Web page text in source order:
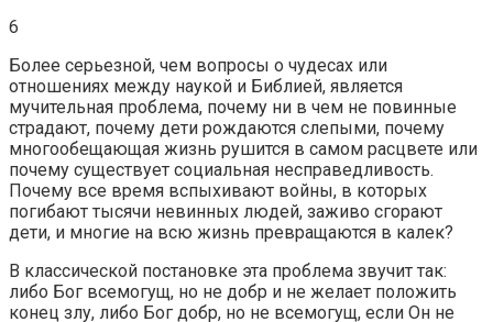
6
Более серьезной, чем вопросы о чудесах или
отношениях между наукой и Библией, является
мучительная проблема, почему ни в чем не повинные
страдают, почему дети рождаются слепыми, почему
многообещающая жизнь рушится в самом расцвете или
почему существует социальная несправедливость.
Почему все время вспыхивают войны, в которых
погибают тысячи невинных людей, заживо сгорают
дети, и многие на всю жизнь превращаются в калек?
В классической постановке эта проблема звучит так:
либо Бог всемогущ, но не добр и не желает положить
конец злу, либо Бог добр, но не всемогущ, если Он не